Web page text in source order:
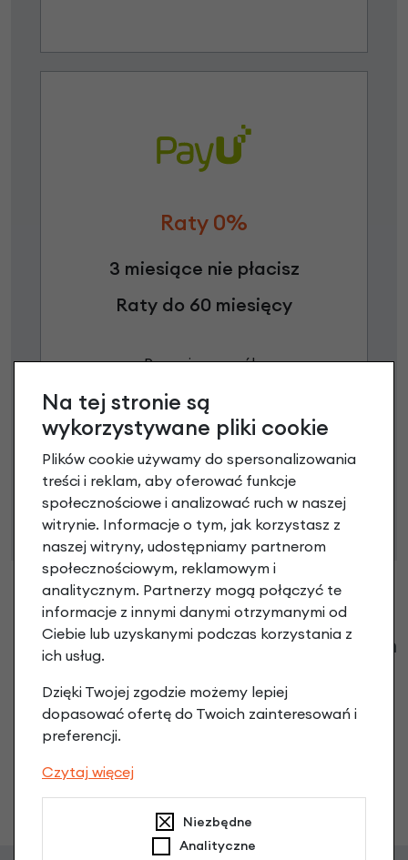
Raty 0%
3 miesiące nie płacisz
Raty do 60 miesięcy
Poznaj szczegóły
Niniejsza propozycja nie stanowi oferty w rozumieniu art.
66 Kodeksu Cywilnego. Ostateczna decyzja o warunkach
i przyznaniu kredytu zostanie podjęta po ocenie
zdolności kredytowej.
Klienci zadali następujące pytania o ten
Nikt wcześniej niemiał pytań do tego produktu? A Ty o
Zadaj pytanie
Na tej stronie są
wykorzystywane pliki cookie
Plików cookie używamy do spersonalizowania
treści i reklam, aby oferować funkcje
społecznościowe i analizować ruch w naszej
witrynie. Informacje o tym, jak korzystasz z
naszej witryny, udostępniamy partnerom
społecznościowym, reklamowym i
analitycznym. Partnerzy mogą połączyć te
informacje z innymi danymi otrzymanymi od
Ciebie lub uzyskanymi podczas korzystania z
ich usług.
Dzięki Twojej zgodzie możemy lepiej
dopasować ofertę do Twoich zainteresowań i
preferencji.
Czytaj więcej
Niezbędne
Analityczne